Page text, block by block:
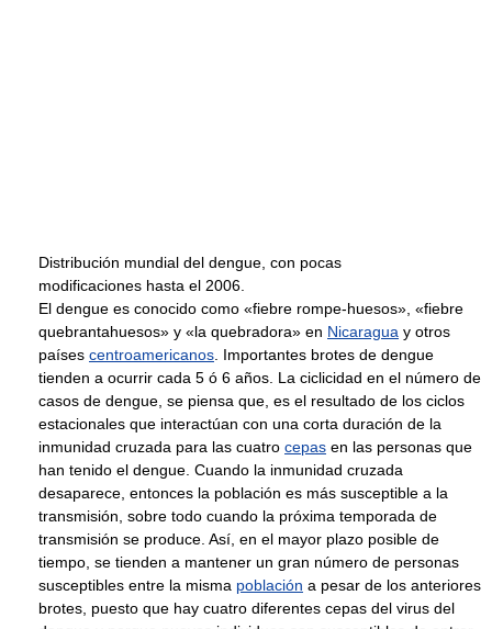
Distribución mundial del dengue, con pocas
modificaciones hasta el 2006.
El dengue es conocido como «fiebre rompe-huesos», «fiebre
quebrantahuesos» y «la quebradora» en Nicaragua y otros
países centroamericanos . Importantes brotes de dengue
tienden a ocurrir cada 5 ó 6 años. La ciclicidad en el número de
casos de dengue, se piensa que, es el resultado de los ciclos
estacionales que interactúan con una corta duración de la
inmunidad cruzada para las cuatro cepas en las personas que
han tenido el dengue. Cuando la inmunidad cruzada
desaparece, entonces la población es más susceptible a la
transmisión, sobre todo cuando la próxima temporada de
transmisión se produce. Así, en el mayor plazo posible de
tiempo, se tienden a mantener un gran número de personas
susceptibles entre la misma población a pesar de los anteriores
brotes, puesto que hay cuatro diferentes cepas del virus del